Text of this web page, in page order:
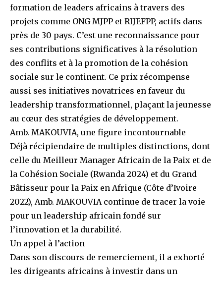
formation de leaders africains à travers des
projets comme ONG MJPP et RIJEFPP, actifs dans
près de 30 pays. C’est une reconnaissance pour
ses contributions significatives à la résolution
des conflits et à la promotion de la cohésion
sociale sur le continent. Ce prix récompense
aussi ses initiatives novatrices en faveur du
leadership transformationnel, plaçant la jeunesse
au cœur des stratégies de développement.
Amb. MAKOUVIA, une figure incontournable
Déjà récipiendaire de multiples distinctions, dont
celle du Meilleur Manager Africain de la Paix et de
la Cohésion Sociale (Rwanda 2024) et du Grand
Bâtisseur pour la Paix en Afrique (Côte d’Ivoire
2022), Amb. MAKOUVIA continue de tracer la voie
pour un leadership africain fondé sur
l’innovation et la durabilité.
Un appel à l’action
Dans son discours de remerciement, il a exhorté
les dirigeants africains à investir dans un